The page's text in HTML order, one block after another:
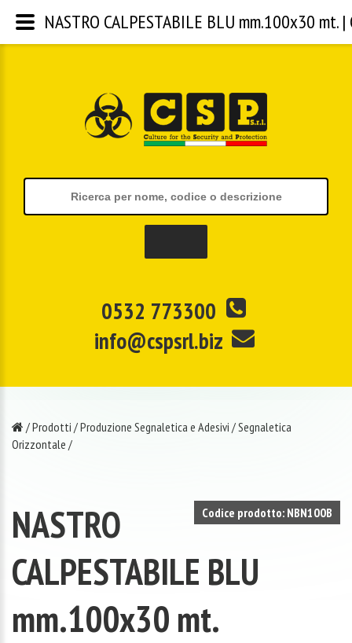
0532 773300
info@cspsrl.biz
/Prodotti /Produzione Segnaletica e Adesivi /Segnaletica
Orizzontale /
Codice prodotto: NBN100B
NASTRO
CALPESTABILE BLU
mm.100x30 mt.
NASTRO CALPESTABILE BLU mm.100x30 mt. |